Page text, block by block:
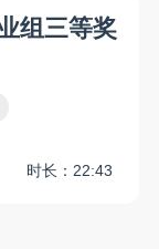
组三等奖
时长：22:43